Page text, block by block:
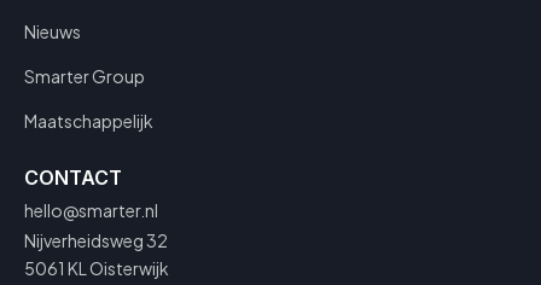
Nieuws
Smarter Group
Maatschappelijk
CONTACT
hello@smarter.nl
Nijverheidsweg 32
5061 KL Oisterwijk